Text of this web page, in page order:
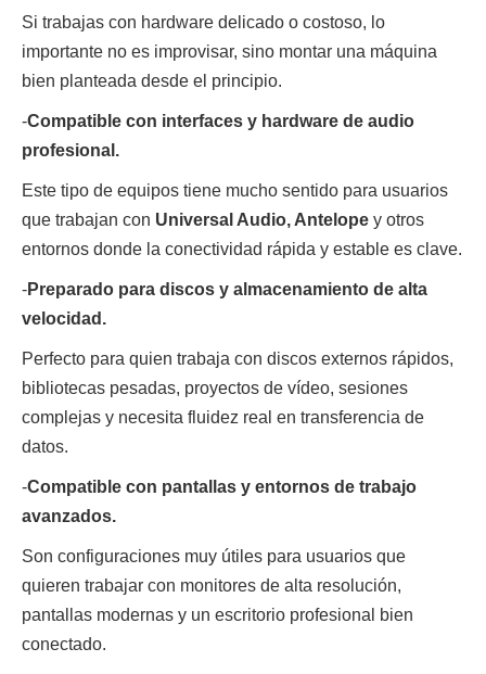
Si trabajas con hardware delicado o costoso, lo
importante no es improvisar, sino montar una máquina
bien planteada desde el principio.
-Compatible con interfaces y hardware de audio
profesional.
Este tipo de equipos tiene mucho sentido para usuarios
que trabajan con Universal Audio, Antelope y otros
entornos donde la conectividad rápida y estable es clave.
-Preparado para discos y almacenamiento de alta
velocidad.
Perfecto para quien trabaja con discos externos rápidos,
bibliotecas pesadas, proyectos de vídeo, sesiones
complejas y necesita fluidez real en transferencia de
datos.
-Compatible con pantallas y entornos de trabajo
avanzados.
Son configuraciones muy útiles para usuarios que
quieren trabajar con monitores de alta resolución,
pantallas modernas y un escritorio profesional bien
conectado.